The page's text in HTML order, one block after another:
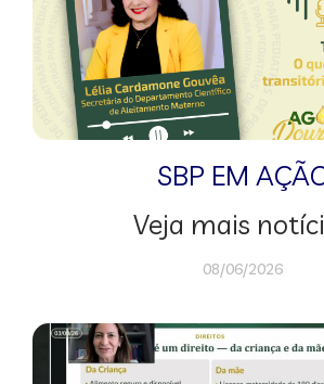
SBP EM
Veja mais
08/06/2026